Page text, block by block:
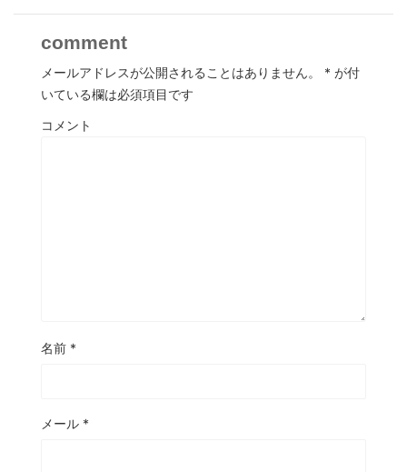
comment
メールアドレスが公開されることはありません。 * が付
いている欄は必須項目です
コメント
名前 *
メール *